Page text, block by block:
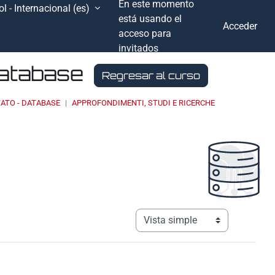
- Internacional ‎(es)‎
En este momento
está usando el
acceso para
invitados
Acceder
Regresar al curso
- DATABASE APPROFONDIMENTI, STUDI E RICERCHE
Ver modo de navegación